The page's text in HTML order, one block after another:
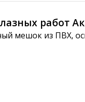
работ
мешок из ПВХ,